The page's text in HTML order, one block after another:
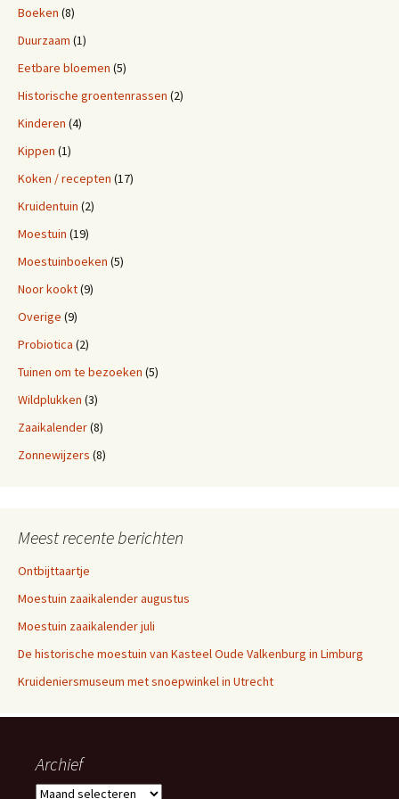
Boeken (8)
Duurzaam (1)
Eetbare bloemen (5)
Historische groentenrassen (2)
Kinderen (4)
Kippen (1)
Koken / recepten (17)
Kruidentuin (2)
Moestuin (19)
Moestuinboeken (5)
Noor kookt(9)
Overige (9)
Probiotica (2)
Tuinen om te bezoeken (5)
Wildplukken (3)
Zaaikalender(8)
Zonnewijzers (8)
Meest recente berichten
Ontbijttaartje
Moestuin zaaikalender augustus
Moestuin zaaikalender juli
De historische moestuin van Kasteel Oude Valkenburg in Limburg
Kruideniersmuseum met snoepwinkel in Utrecht
Archief
Archief